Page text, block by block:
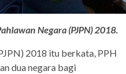
Negara (PJPN) 2018.
2018 itu berkata, PPH
dua negara bagi